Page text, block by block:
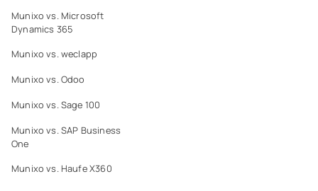
Munixo vs. Microsoft
Dynamics 365
Munixo vs. weclapp
Munixo vs. Odoo
Munixo vs. Sage 100
Munixo vs. SAP Business
One
Munixo vs. Haufe X360